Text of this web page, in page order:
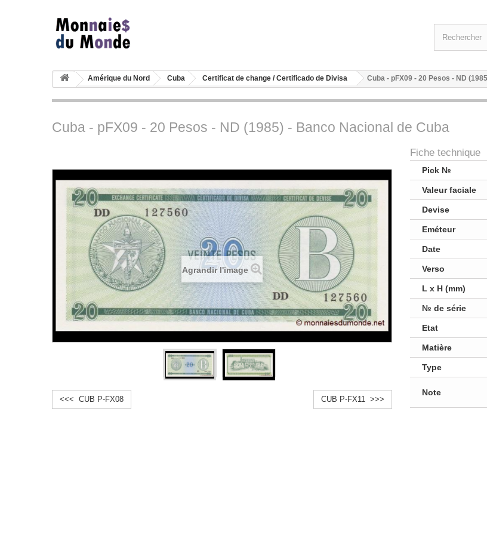
Amérique du Nord Cuba Certificat de change / Certificado de Divisa Cuba - pFX09 - 20 Pesos - ND
Cuba - pFX09 - 20 Pesos - ND (1985) - Banco Nacional de Cuba
Agrandir l'image
<<< CUB P-FX08 CUB P-FX11 >>>
Fiche technique
Pick №
Valeur faciale
Devise
Eméteur
Date
Verso
L x H (mm)
№ de série
Etat
Matière
Type
Note